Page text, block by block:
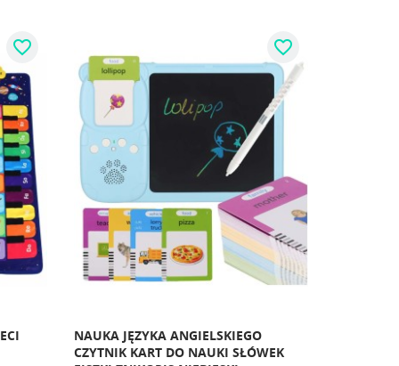
favorite_border
NAUKA JĘZYKA ANGIELSKIEGO
CZYTNIK KART DO NAUKI SŁÓWEK
favorite_border